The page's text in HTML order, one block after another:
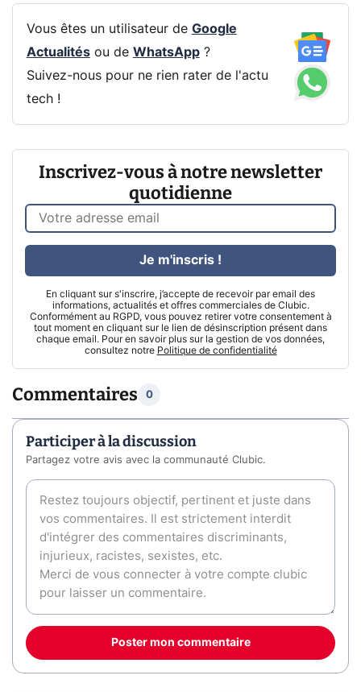
Vous êtes un utilisateur de Google
Actualitésou de WhatsApp?
Suivez-nous pour ne rien rater de l'actu
tech !
Inscrivez-vous à notre newsletter
quotidienne
En cliquant sur s'inscrire, j’accepte de recevoir par email des
informations, actualités et offres commerciales de Clubic.
Conformément au RGPD, vous pouvez retirer votre consentement à
tout moment en cliquant sur le lien de désinscription présent dans
chaque email. Pour en savoir plus sur la gestion de vos données,
consultez notre Politique de confidentialité
Je m'inscris !
Commentaires 0
Participer à la discussion
Partagez votre avis avec la communauté Clubic.
Poster mon commentaire